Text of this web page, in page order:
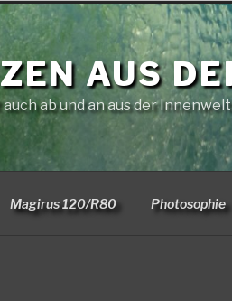
AUS
ab und an aus der
Magirus 120/R80 Photosophie